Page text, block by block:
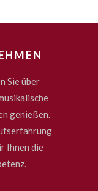
Sie über
genießen.
Ihnen die